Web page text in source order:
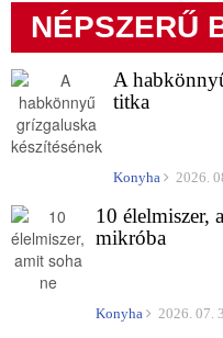
NÉPSZERŰ
A
titka
Konyha 2026.
10 élelmiszer,
mikróba
Konyha 2026. 07.